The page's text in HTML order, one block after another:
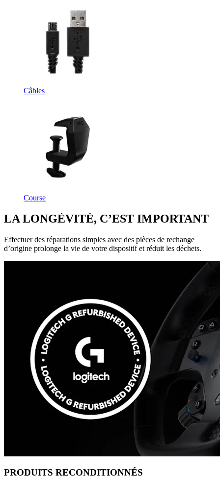
Câbles
Course
LA LONGÉVITÉ, C’EST IMPORTANT
Effectuer des réparations simples avec des pièces de rechange
d’origine prolonge la vie de votre dispositif et réduit les déchets.
PRODUITS RECONDITIONNÉS